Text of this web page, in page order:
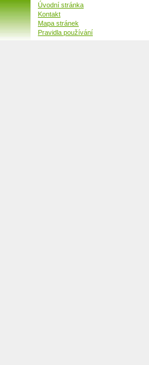
Úvodní stránka
Kontakt
Mapa stránek
Pravidla používání